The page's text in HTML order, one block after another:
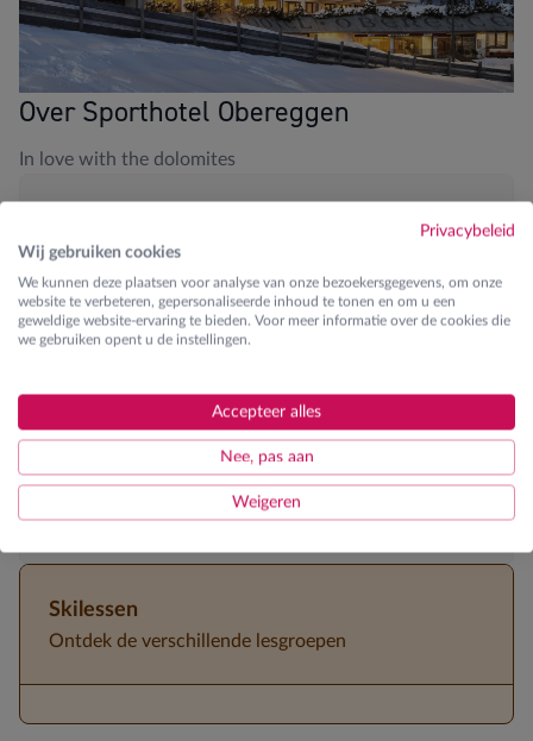
Privacybeleid
Wij gebruiken cookies
We kunnen deze plaatsen voor analyse van onze bezoekersgegevens, om onze
website te verbeteren, gepersonaliseerde inhoud te tonen en om u een
geweldige website-ervaring te bieden. Voor meer informatie over de cookies die
we gebruiken opent u de instellingen.
Accepteer alles
Nee, pas aan
Weigeren
Over Sporthotel Obereggen
In love with the dolomites
Zwembad en wellness
JOSK kinderanimator tijdens Pasen
Skilessen
Ontdek de verschillende lesgroepen